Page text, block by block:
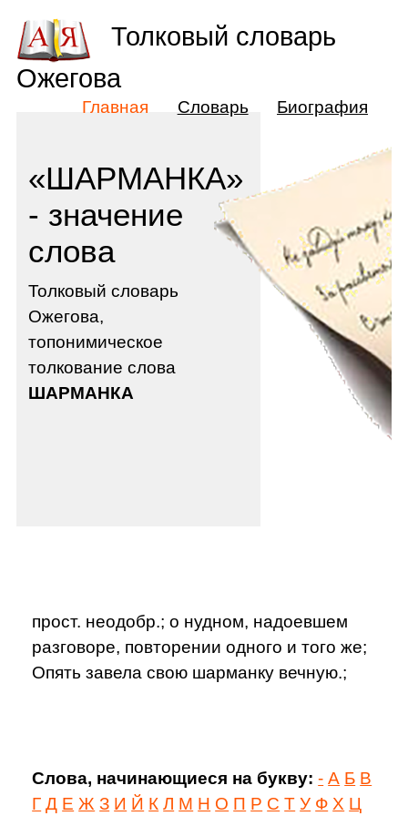
«ШАРМАНКА»
- значение
слова
Толковый словарь
Ожегова,
топонимическое
толкование слова
ШАРМАНКА
прост. неодобр.; о нудном, надоевшем
разговоре, повторении одного и того же;
Опять завела свою шарманку вечную.;
Слова, начинающиеся на букву: - А Б В
Г Д Е Ж З И Й К Л М Н О П Р С Т У Ф Х Ц
Толковый словарь
Ожегова
Главная Словарь Биография